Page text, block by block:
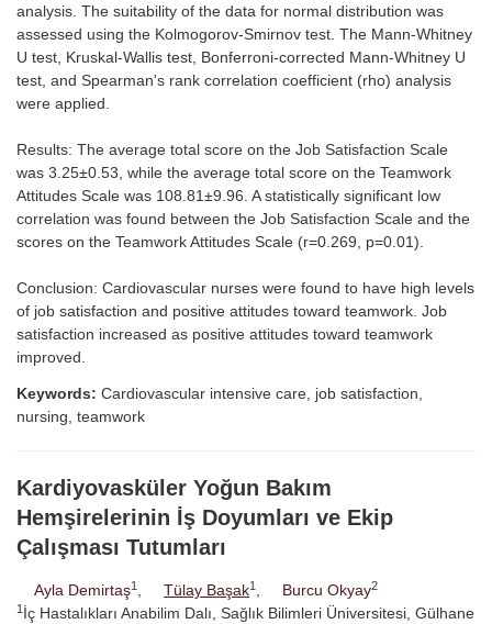
analysis. The suitability of the data for normal distribution was
assessed using the Kolmogorov-Smirnov test. The Mann-Whitney
U test, Kruskal-Wallis test, Bonferroni-corrected Mann-Whitney U
test, and Spearman's rank correlation coefficient (rho) analysis
were applied.
Results: The average total score on the Job Satisfaction Scale
was 3.25±0.53, while the average total score on the Teamwork
Attitudes Scale was 108.81±9.96. A statistically significant low
correlation was found between the Job Satisfaction Scale and the
scores on the Teamwork Attitudes Scale (r=0.269, p=0.01).
Conclusion: Cardiovascular nurses were found to have high levels
of job satisfaction and positive attitudes toward teamwork. Job
satisfaction increased as positive attitudes toward teamwork
improved.
Keywords: Cardiovascular intensive care, job satisfaction,
nursing, teamwork
Kardiyovasküler Yoğun Bakım
Hemşirelerinin İş Doyumları ve Ekip
Çalışması Tutumları
Ayla Demirtaş1 , Tülay Başak1 , Burcu Okyay2
1 İç Hastalıkları Anabilim Dalı, Sağlık Bilimleri Üniversitesi, Gülhane